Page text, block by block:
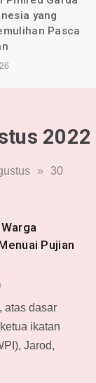
Garda News
Alami Luka
2022
» 30
Pujian
atas dasar
ikatan
Jarod,